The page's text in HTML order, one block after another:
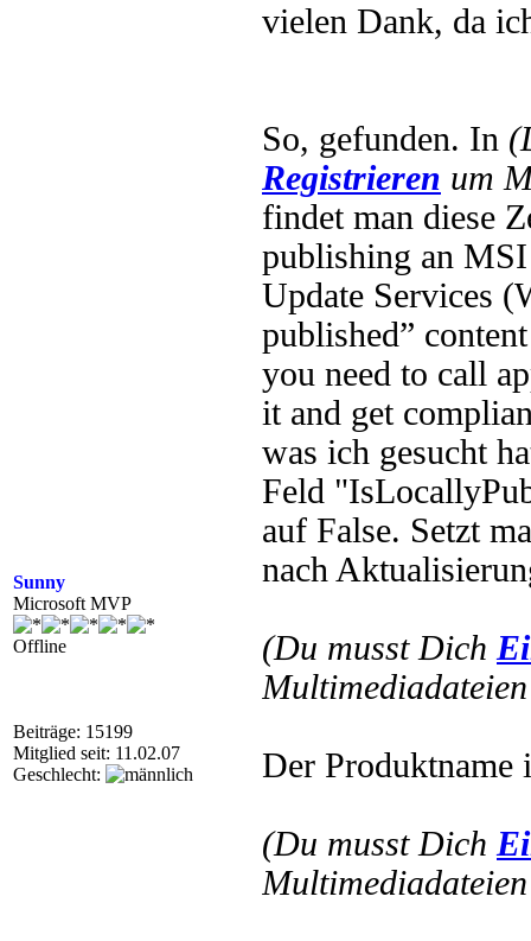
Sunny
Microsoft MVP
Offline
Beiträge: 15199
Mitglied seit: 11.02.07
Geschlecht:
vielen Dank, da
So, gefunden. In
Registrieren um
findet man diese
publishing an
Update Services
published”
you need to call
it and get
was ich gesucht
Feld
auf False. Setzt
nach
(Du musst Dich
Der Produktname
(Du musst Dich